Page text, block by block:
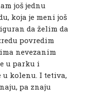
još jednu
koja je meni još
da želim da
povredim
nevezanim
u parku i
u kolenu. I tetiva,
pa znaju